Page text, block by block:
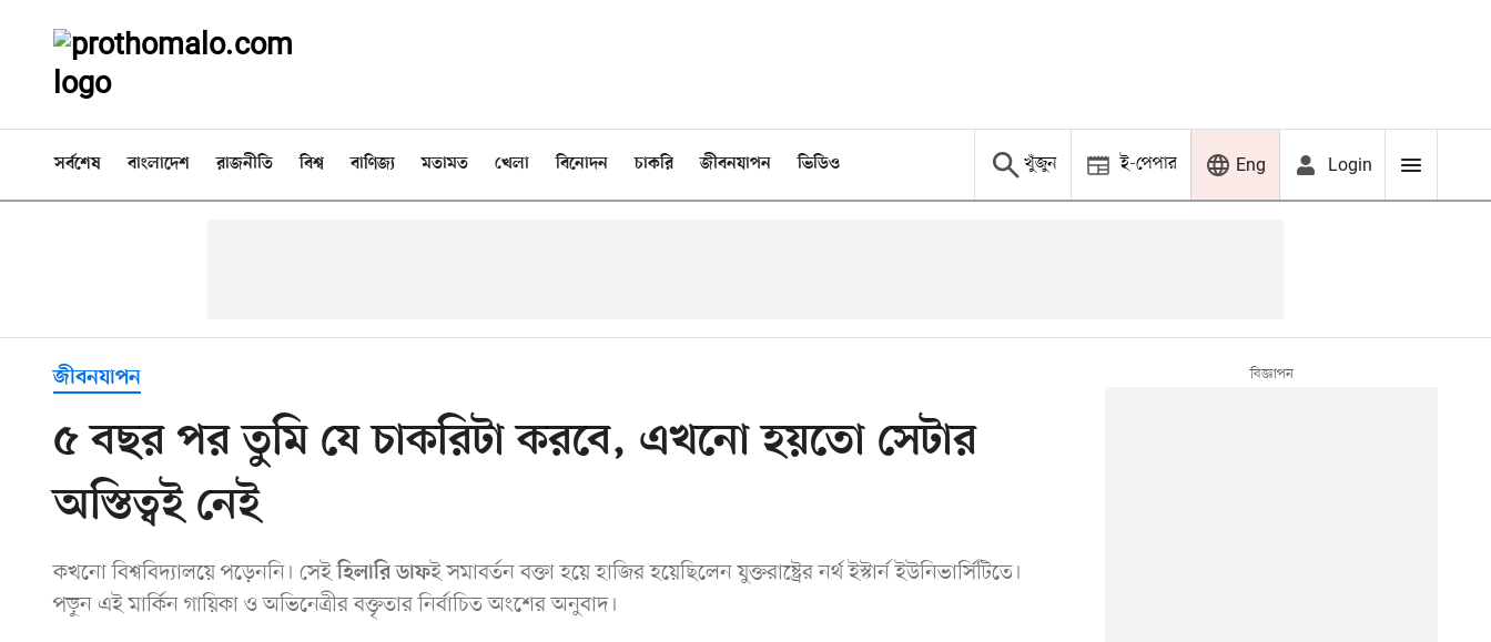
সর্বশেষ বাংলাদেশ রাজনীতি বিশ্ব বাণিজ্য মতামত খেলা বিনোদন চাকরি জীবনযাপন ভিডিও খুঁজুন ই-পেপার Eng Login
জীবনযাপন
৫ বছর পর তুমি যে চাকরিটা করবে, এখনো হয়তো সেটার
অস্তিত্বই নেই
কখনো বিশ্ববিদ্যালয়ে পড়েননি। সেইহিলারি ডাফই সমাবর্তন বক্তা হয়ে হাজির হয়েছিলেন যুক্তরাষ্ট্রের নর্থ ইস্টার্ন ইউনিভার্সিটিতে।
পড়ুন এই মার্কিন গায়িকা ও অভিনেত্রীর বক্তৃতার নির্বাচিত অংশের অনুবাদ।